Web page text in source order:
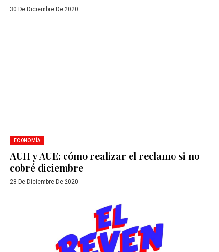
30 De Diciembre De 2020
ECONOMÍA
AUH y AUE: cómo realizar el reclamo si no
cobré diciembre
28 De Diciembre De 2020